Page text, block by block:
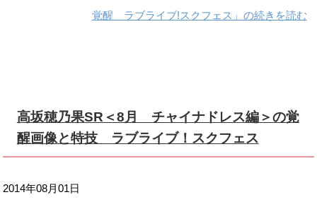
覚醒 ラブライブ!スクフェス」の続きを読む
高坂穂乃果SR＜8月 チャイナドレス編＞の覚
醒画像と特技 ラブライブ！スクフェス
2014年08月01日